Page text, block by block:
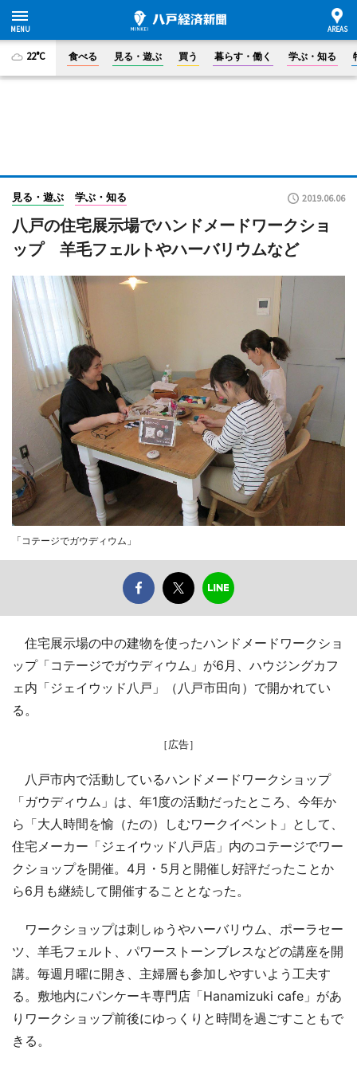
22°C 食べる 見る・遊ぶ 買う 暮らす・働く 学ぶ・知る
見る・遊ぶ 学ぶ・知る 2019.06.06
八戸の住宅展示場でハンドメードワークショ
ップ 羊毛フェルトやハーバリウムなど
「コテージでガウディウム」
住宅展示場の中の建物を使ったハンドメードワークショ
ップ「コテージでガウディウム」が6月、ハウジングカフ
ェ内「ジェイウッド八戸」（八戸市田向）で開かれてい
る。
［広告］
八戸市内で活動しているハンドメードワークショップ
「ガウディウム」は、年1度の活動だったところ、今年か
ら「大人時間を愉（たの）しむワークイベント」として、
住宅メーカー「ジェイウッド八戸店」内のコテージでワー
クショップを開催。4月・5月と開催し好評だったことか
ら6月も継続して開催することとなった。
ワークショップは刺しゅうやハーバリウム、ポーラセー
ツ、羊毛フェルト、パワーストーンブレスなどの講座を開
講。毎週月曜に開き、主婦層も参加しやすいよう工夫す
る。敷地内にパンケーキ専門店「Hanamizuki cafe」があ
りワークショップ前後にゆっくりと時間を過ごすこともで
きる。